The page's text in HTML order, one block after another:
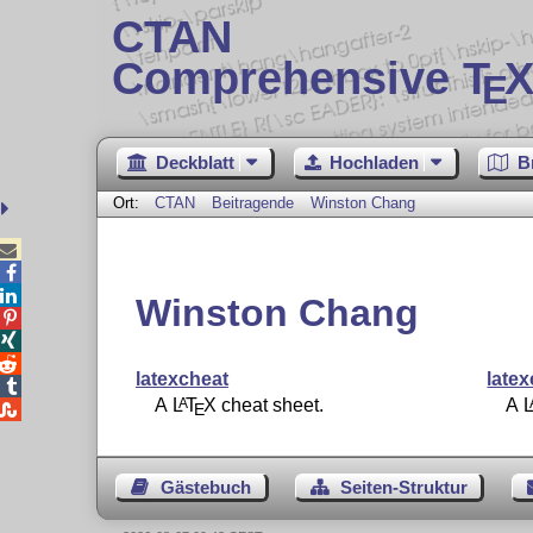
CTAN
Comprehensive TE
Deckblatt Hochladen
Ort: CTAN Beitragende Winston Chang
Winston Chang
latexcheat
A LATEX cheat sheet.
A
Gästebuch Seiten-Struktur




